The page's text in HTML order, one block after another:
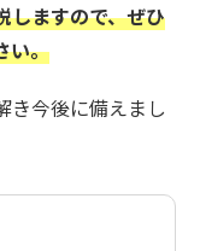
しますので、ぜひ
い。
き今後に備えまし